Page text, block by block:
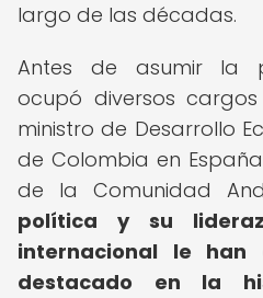
largo de las décadas.
Antes de asumir la
ocupó diversos
ministro de Desarrollo
de Colombia en
de la Comunidad
política y su
internacional le han
destacado en la